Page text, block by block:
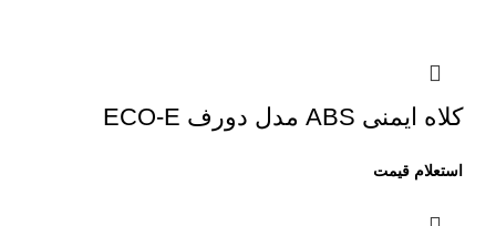
کلاه ایمنی ABS مدل دورف ECO-E